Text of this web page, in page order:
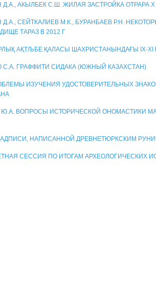
АКЫЛБЕК С.Ш. ЖИЛАЯ ЗАСТРОЙКА ОТРАРА X
Д.А., СЕЙТКАЛИЕВ М.К., БУРАНБАЕВ Р.Н.
ТАРАЗ В 2012 Г
АҚТЉБЕ ҚАЛАСЫ ШАХРИСТАНЫНДАҒЫ ІХ-ХІ
С.А. ГРАФФИТИ СИДАКА (ЮЖНЫЙ КАЗАХСТАН)
ИЗУЧЕНИЯ УДОСТОВЕРИТЕЛЬНЫХ
Ю.А. ВОПРОСЫ ИСТОРИЧЕСКОЙ ОНОМАСТИКИ
НАПИСАННОЙ ДРЕВНЕТЮРКСКИМ
СЕССИЯ ПО ИТОГАМ АРХЕОЛОГИЧЕСКИХ